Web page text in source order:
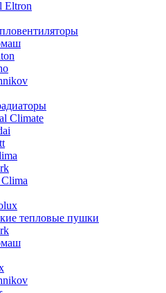
Eltron
Climate
тепловые пушки